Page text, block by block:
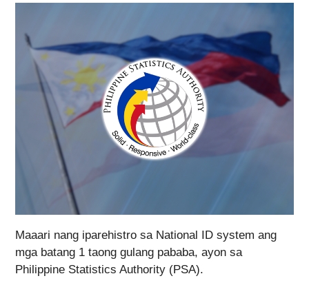
Maaari nang iparehistro sa National ID system ang
mga batang 1 taong gulang pababa, ayon sa
Philippine Statistics Authority (PSA).